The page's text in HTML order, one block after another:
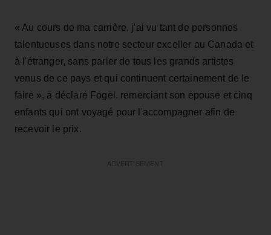
« Au cours de ma carrière, j'ai vu tant de personnes
talentueuses dans notre secteur exceller au Canada et
à l'étranger, sans parler de tous les grands artistes
venus de ce pays et qui continuent certainement de le
faire », a déclaré Fogel, remerciant son épouse et cinq
enfants qui ont voyagé pour l'accompagner afin de
recevoir le prix.